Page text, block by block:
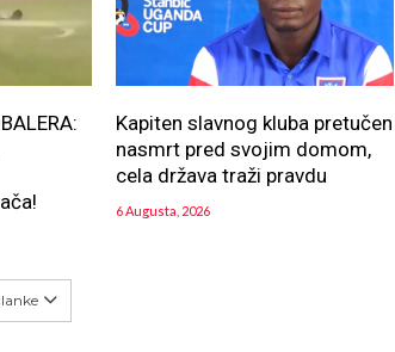
Kapiten slavnog kluba pretučen
nasmrt pred svojim domom,
cela država traži pravdu
6 Augusta, 2026